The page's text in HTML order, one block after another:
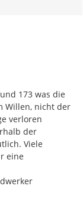
173 was die
Willen, nicht der
verloren
der
Viele
eine